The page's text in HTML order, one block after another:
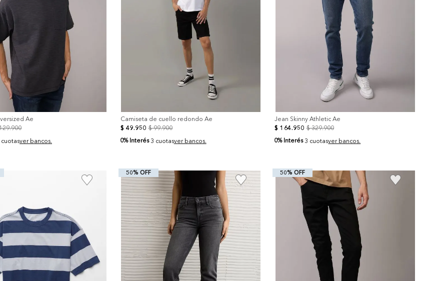
Ae
.900
cuotasver bancos.
Camiseta de cuello redondo Ae
$ 49.950 $ 99.900
0% Interés 3 cuotasver bancos.
Jean Skinny Athletic Ae
$ 164.950 $ 329.900
0% Interés 3 cuotasver bancos.
50% OFF
+
50% OFF